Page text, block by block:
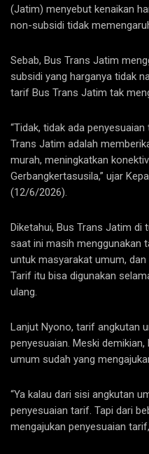
(Jatim) menyebut kenaikan
non-subsidi tidak
Sebab, Bus Trans Jatim
subsidi yang harganya tidak
tarif Bus Trans Jatim tak
“Tidak, tidak ada
Trans Jatim adalah
murah, meningkatkan
Gerbangkertasusila,” ujar
(12/6/2026).
Diketahui, Bus Trans Jatim di
saat ini masih menggunakan
untuk masyarakat umum, dan
Tarif itu bisa digunakan
ulang.
Lanjut Nyono, tarif angkutan
penyesuaian. Meski
umum sudah yang
“Ya kalau dari sisi angkutan
penyesuaian tarif. Tapi dari
mengajukan penyesuaian